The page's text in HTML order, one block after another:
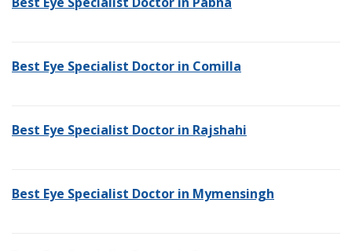
Best Eye Specialist Doctor in Comilla
Best Eye Specialist Doctor in Rajshahi
Best Eye Specialist Doctor in Mymensingh